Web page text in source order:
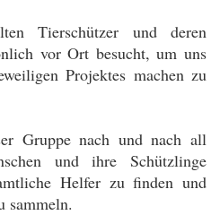
Tierschützer und deren
vor Ort besucht, um uns
Projektes machen zu
Gruppe nach und nach all
und ihre Schützlinge
Helfer zu finden und
sammeln.